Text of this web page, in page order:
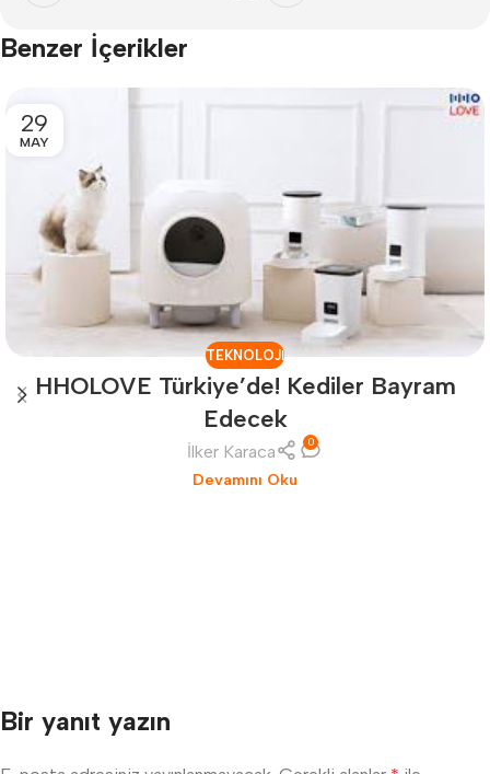
Benzer İçerikler
29
MAY
TEKNOLOJI
HHOLOVE Türkiye’de! Kediler Bayram
Edecek
İlker Karaca 0
Devamını Oku
Bir yanıt yazın